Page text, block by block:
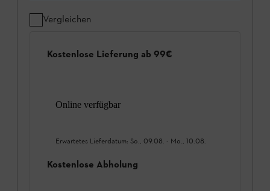
Vergleichen
Kostenlose Lieferung ab 99€
Online verfügbar
Erwartetes Lieferdatum: So., 09.08. - Mo., 10.08.
Kostenlose Abholung